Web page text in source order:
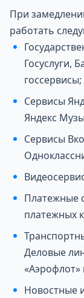
При
работать
Госуслуги,
госсервисы;
Сервисы
Яндекс
Сервисы
Платежные
платежных
Деловые
«Аэрофлот»
Новостные